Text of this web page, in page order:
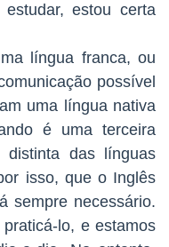
estou certa
língua franca, ou
possível
uma língua nativa
é uma terceira
distinta das línguas
isso, que o Inglês
sempre necessário.
lo, e estamos